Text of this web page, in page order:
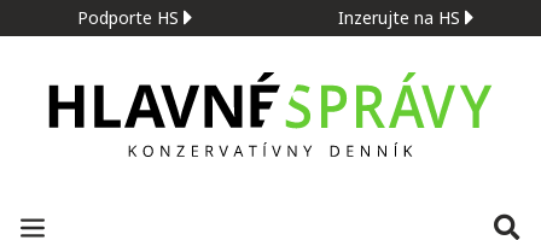
Podporte HS Inzerujte na HS